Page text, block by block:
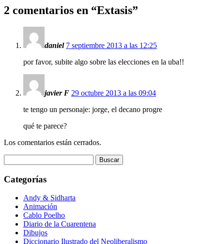
2 comentarios en “Extasis”
daniel 7 septiembre 2013 a las 12:25
por favor, subite algo sobre las elecciones en la uba!!
javier F 29 octubre 2013 a las 09:04
te tengo un personaje: jorge, el decano progre
qué te parece?
Los comentarios están cerrados.
Categorías
Andy & Sidharta
Animación
Cablo Poelho
Diario de la Cuarentena
Dibujos
Diccionario Ilustrado del Neoliberalismo